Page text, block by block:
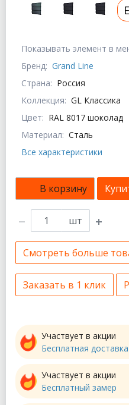
Показывать элемент в
Бренд: Grand Line
Страна: Россия
Коллекция: GL Классика
Цвет: RAL 8017 шоколад
Материал: Сталь
Все характеристики
В корзину
шт
Смотреть больше
Заказать в 1 клик
Участвует в акции
Бесплатная
Участвует в акции
Бесплатный замер